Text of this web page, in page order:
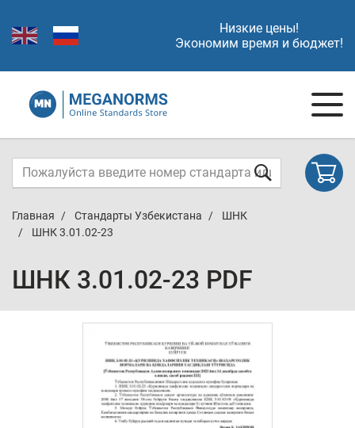
Низкие цены!
Экономим время и бюджет!
Главная Стандарты Узбекистана
ШНК
ШНК 3.01.02-23
ШНК 3.01.02-23 PDF